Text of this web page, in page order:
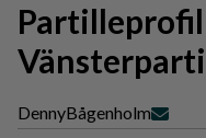
DennyBågenholm